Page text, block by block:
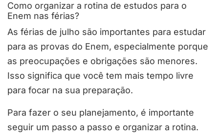
Como organizar a rotina de estudos para o
Enem nas férias?
As férias de julho são importantes para estudar
para as provas do Enem, especialmente porque
as preocupações e obrigações são menores.
Isso significa que você tem mais tempo livre
para focar na sua preparação.
Para fazer o seu planejamento, é importante
seguir um passo a passo e organizar a rotina.